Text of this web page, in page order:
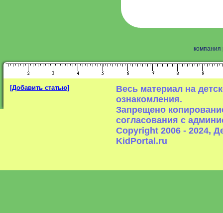
компания
[Добавить статью]
Весь материал на
ознакомления.
Запрещено
согласования с
Copyright 2006 - 2024,
KidPortal.ru